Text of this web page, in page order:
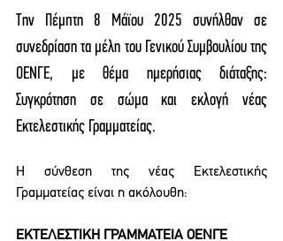
Την Πέμπτη 8 Μάϊου 2025 συνήλθαν σε
συνεδρίαση τα μέλη του Γενικού Συμβουλίου της
ΟΕΝΓΕ, με θέμα ημερήσιας διάταξης:
Συγκρότηση σε σώμα και εκλογή νέας
Εκτελεστικής Γραμματείας.
Η σύνθεση της νέας Εκτελεστικής
Γραμματείας είναι η ακόλουθη:
ΕΚΤΕΛΕΣΤΙΚΗ ΓΡΑΜΜΑΤΕΙΑ ΟΕΝΓΕ